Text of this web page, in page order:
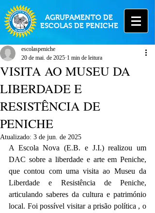
AGRUPAMENTO DE
ESCOLAS DE PENICHE
VISITA AO MUSEU DA
LIBERDADE E
RESISTÊNCIA DE
PENICHE
escolaspeniche
20 de mai. de 2025 1 min de leitura
Atualizado: 3 de jun. de 2025
A Escola Nova (E.B. e J.I.) realizou um
DAC sobre a liberdade e arte em Peniche,
que contou com uma visita ao Museu da
Liberdade e Resistência de Peniche,
articulando saberes da cultura e património
local. Foi possível visitar a prisão política , o